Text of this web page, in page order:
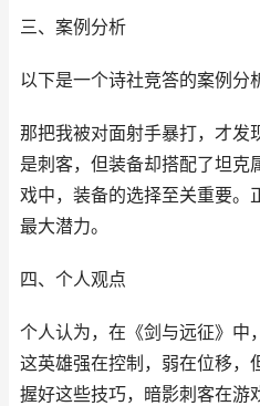
三、案例分析
以下是一个诗社竞答的案例分
那把我被对面射手暴打，才发
是刺客，但装备却搭配了坦克
戏中，装备的选择至关重要。
最大潜力。
四、个人观点
个人认为，在《剑与远征》中
这英雄强在控制，弱在位移，
握好这些技巧，暗影刺客在游